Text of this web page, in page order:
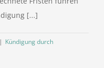
[...]
| Kündigung durch